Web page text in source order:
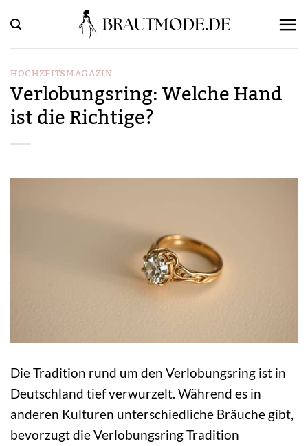
Inhalt
springen
HOCHZEITSMAGAZIN
Verlobungsring: Welche Hand
ist die Richtige?
Die Tradition rund um den Verlobungsring ist in
Deutschland tief verwurzelt. Während es in
anderen Kulturen unterschiedliche Bräuche gibt,
bevorzugt die Verlobungsring Tradition